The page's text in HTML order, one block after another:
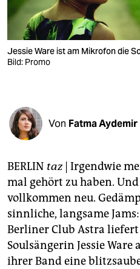
wahrheit
verlag
verlag
shop
fragen & hilfe
abo
genossenschaft
epaper login
Jessie Ware ist am Mikrofon die
Bild: Promo
Von Fatma Aydemir
BERLIN taz| Irgendwie
mal gehört zu haben.
vollkommen neu.
sinnliche, langsame
Berliner Club Astra
Soulsängerin Jessie
ihrer Band eine